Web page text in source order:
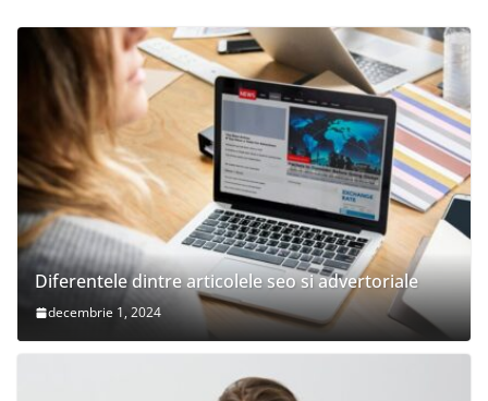
Diferentele dintre articolele seo si advertoriale
decembrie 1, 2024